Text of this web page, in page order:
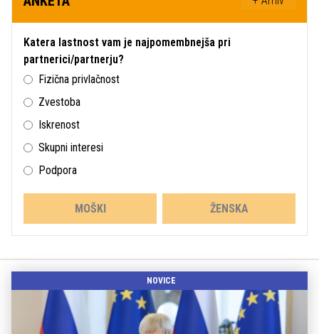
Katera lastnost vam je najpomembnejša pri
partnerici/partnerju?
Fizična privlačnost
Zvestoba
Iskrenost
Skupni interesi
Podpora
MOŠKI ŽENSKA
NOVICE